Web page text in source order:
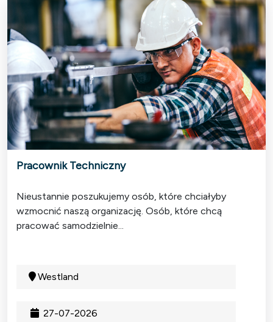
Pracownik Techniczny
27-07-2026
Westland
Nieustannie poszukujemy osób, które chciałyby
wzmocnić naszą organizację. Osób, które chcą
pracować samodzielnie...